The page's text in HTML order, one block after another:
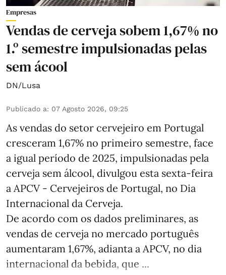
Empresas
Vendas de cerveja sobem 1,67% no
1.º semestre impulsionadas pelas
sem ácool
DN/Lusa
Publicado a: 07 Agosto 2026, 09:25
As vendas do setor cervejeiro em Portugal
cresceram 1,67% no primeiro semestre, face
a igual período de 2025, impulsionadas pela
cerveja sem álcool, divulgou esta sexta-feira
a APCV - Cervejeiros de Portugal, no Dia
Internacional da Cerveja.
De acordo com os dados preliminares, as
vendas de cerveja no mercado português
aumentaram 1,67%, adianta a APCV, no dia
internacional da bebida, que ...